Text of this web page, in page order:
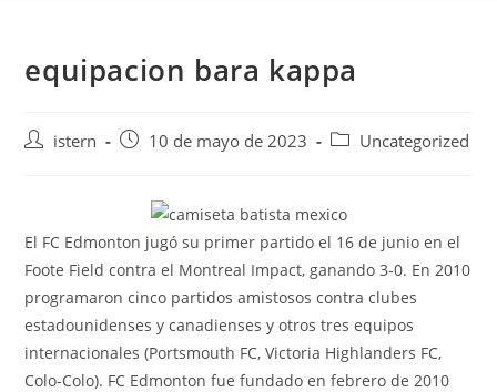
equipacion bara kappa
Autoristern
Publicación
entrada:
10 de mayo de 2023
Categoría
entrada:
Uncategorized
El FC Edmonton jugó su primer partido el 16 de junio en el
Foote Field contra el Montreal Impact, ganando 3-0. En 2010
programaron cinco partidos amistosos contra clubes
estadounidenses y canadienses y otros tres equipos
internacionales (Portsmouth FC, Victoria Highlanders FC,
Colo-Colo). FC Edmonton fue fundado en febrero de 2010